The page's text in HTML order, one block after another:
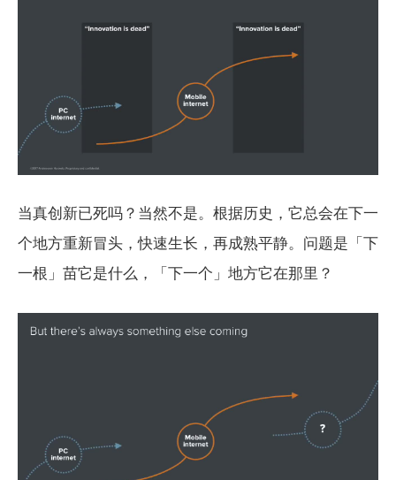
当真创新已死吗？当然不是。根据历史，它总会在下一
个地方重新冒头，快速生长，再成熟平静。问题是「下
一根」苗它是什么，「下一个」地方它在那里？